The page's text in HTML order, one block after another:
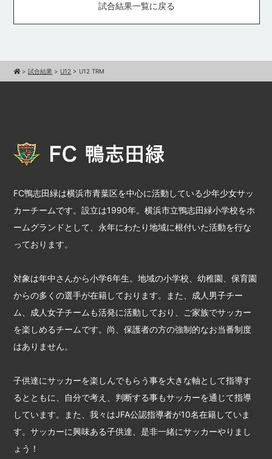
試合結果一覧に戻る
>試合結果 > U12 > U12 TRM
FC鴨志田緑は横浜市青葉区を中心に活動している少年少女サッ
カーチームです。設立は1990年。横浜市立鴨志田緑小学校をホ
ームグランドとして、永年にわたり地域に根付いた活動を行な
っております。
対象は年中さんから小学6年生。地域の小学校、幼稚園、保育園
からの多くの選手が在籍しております。また、成人男子チー
ム、成人女子チームも活発に活動しており、ご家族でサッカー
を楽しめるチームです。尚、保護者の方の強制的なお当番制度
はありません。
子供達にサッカーを楽しんでもらう事を大きな軸として指導す
るとともに、自分で考え、判断する事もサッカーを通じて指導
しています。また、我々はJFA公認指導者が10名在籍していま
す。サッカーに興味ある子供達、是非一緒にサッカーやりまし
ょう！